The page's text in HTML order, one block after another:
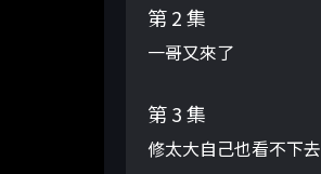
第 2 集
一哥又來了
第 3 集
修太大自己也看不下去